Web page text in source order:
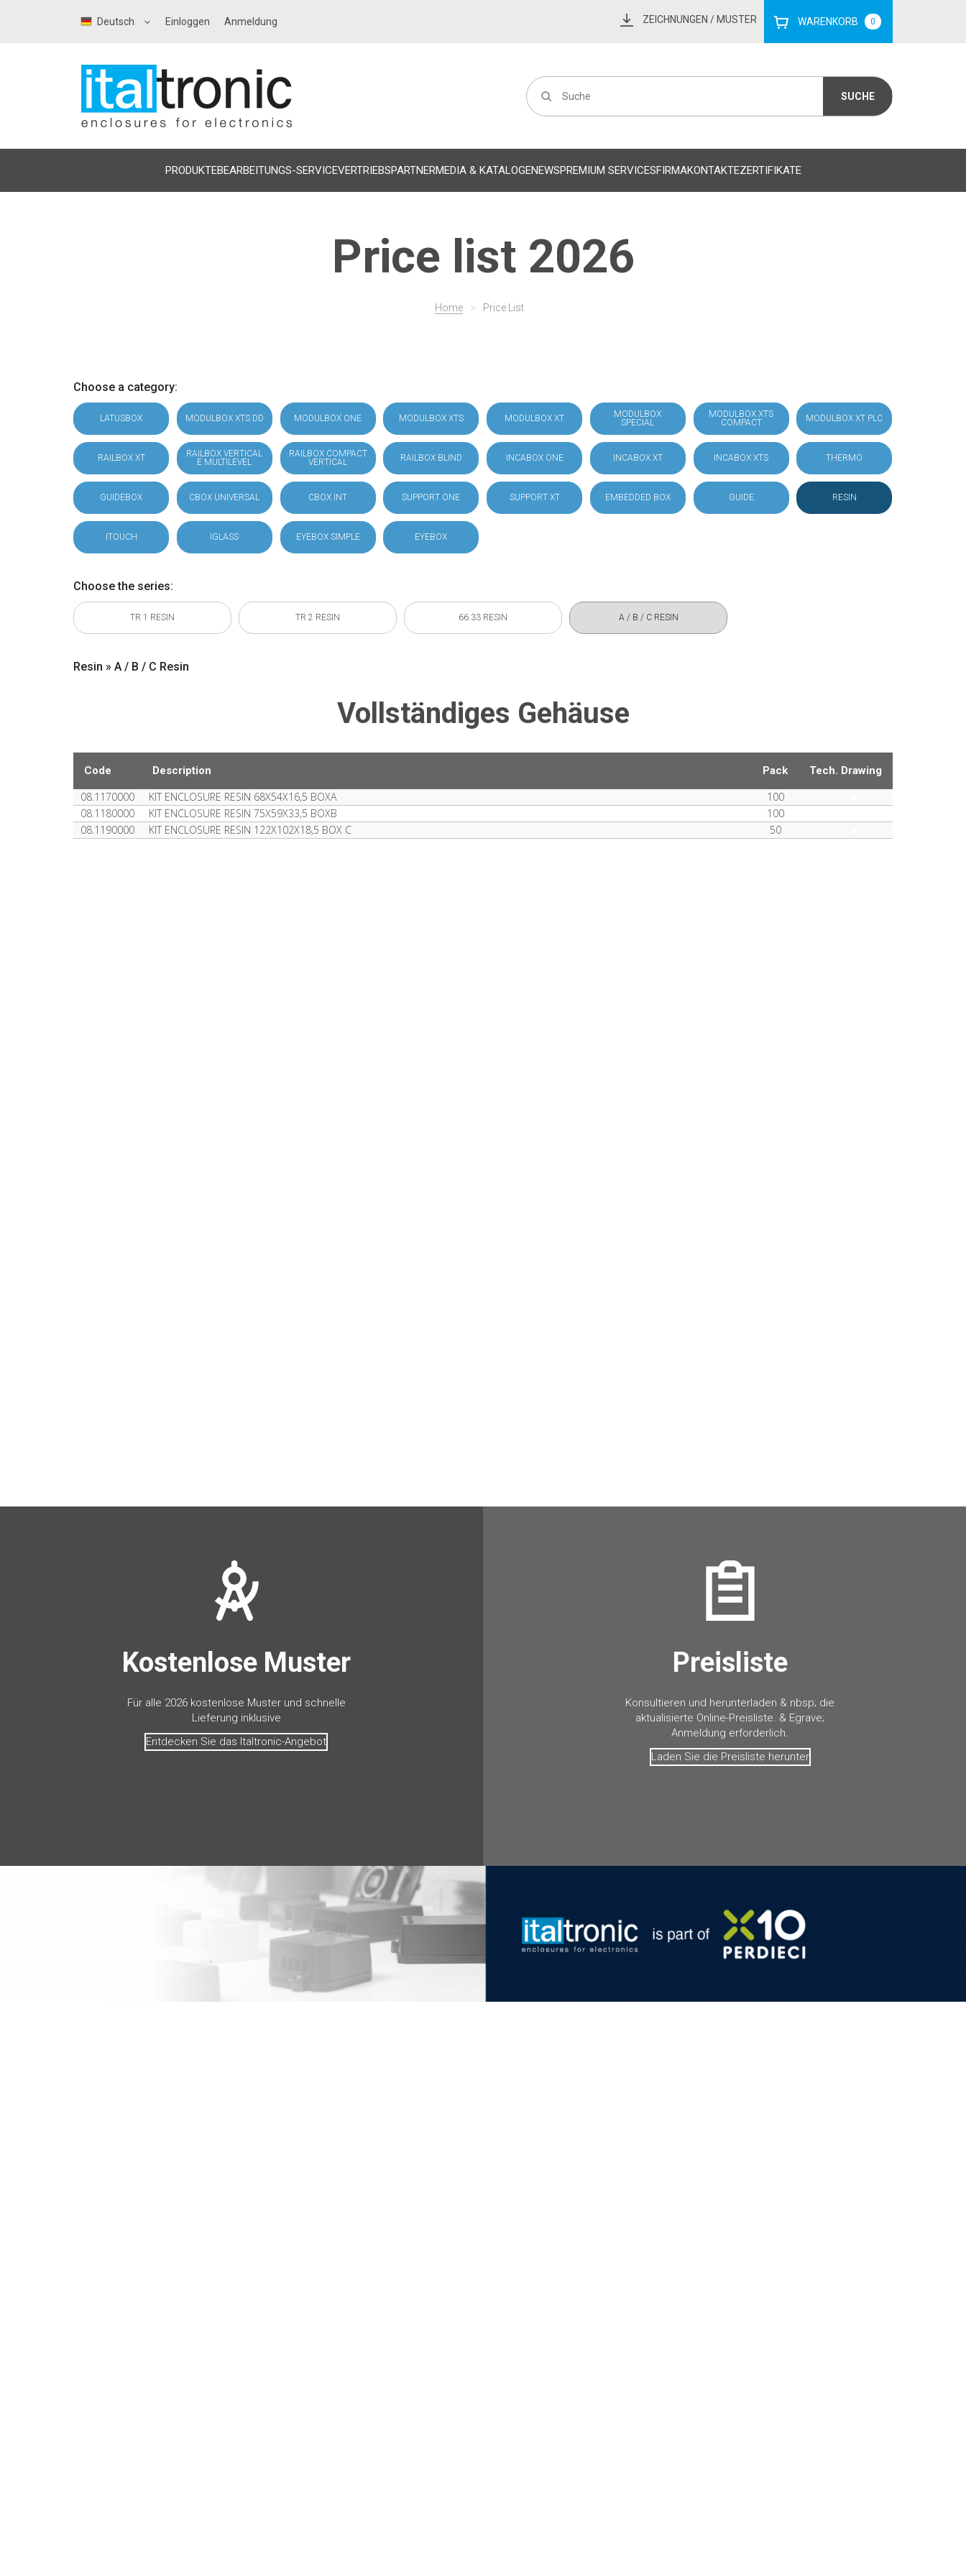
Deutsch Einloggen Anmeldung ZEICHNUNGEN / MUSTER WARENKORB 0
PRODUKTEBEARBEITUNGS-SERVICEVERTRIEBSPARTNERMEDIA & KATALOGENEWSPREMIUM SERVICESFIRMAKONTAKTEZERTIFIKATE
Price list 2026
Home > Price List
Choose a category:
LATUSBOX MODULBOX XTS DD MODULBOX ONE MODULBOX XTS MODULBOX XT
MODULBOX
SPECIAL
MODULBOX XTS
COMPACT
MODULBOX XT PLC
RAILBOX XT
RAILBOX VERTICAL
E MULTILEVEL
RAILBOX COMPACT
VERTICAL
RAILBOX BLIND INCABOX ONE INCABOX XT INCABOX XTS THERMO
GUIDEBOX CBOX UNIVERSAL CBOX INT SUPPORT ONE SUPPORT XT EMBEDDED BOX GUIDE RESIN
ITOUCH IGLASS EYEBOX SIMPLE EYEBOX
Choose the series:
TR 1 RESIN TR 2 RESIN 66.33 RESIN A / B / C RESIN
Resin » A / B / C Resin
Vollständiges Gehäuse
Code Description Pack Tech. Drawing
08.1170000 KIT ENCLOSURE RESIN 68X54X16,5 BOXA 100
08.1180000 KIT ENCLOSURE RESIN 75X59X33,5 BOXB 100
08.1190000 KIT ENCLOSURE RESIN 122X102X18,5 BOX C 50
Kostenlose Muster
Für alle 2026 kostenlose Muster und schnelle
Lieferung inklusive
Entdecken Sie das Italtronic-Angebot
Preisliste
Konsultieren und herunterladen & nbsp; die
aktualisierte Online-Preisliste. & Egrave;
Anmeldung erforderlich.
Laden Sie die Preisliste herunter